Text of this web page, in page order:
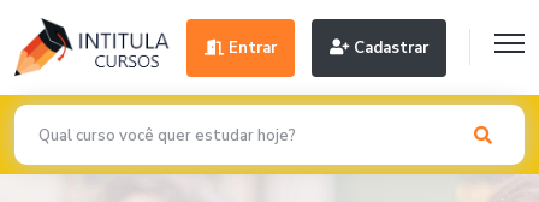
Entrar Cadastrar